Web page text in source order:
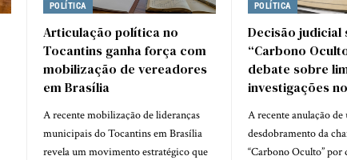
POLÍTICA
Articulação política no
Tocantins ganha força com
mobilização de vereadores
em Brasília
A recente mobilização de lideranças
municipais do Tocantins em Brasília
revela um movimento estratégico que
POLÍTICA
Decisão judicial
“Carbono
debate sobre
investigações
A recente anulação de
desdobramento da
“Carbono Oculto”